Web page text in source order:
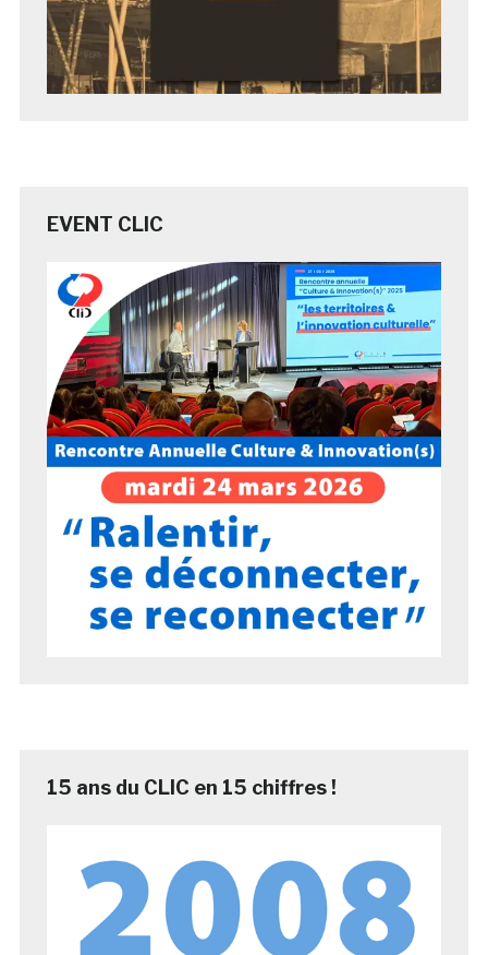
EVENT CLIC
15 ans du CLIC en 15 chiffres !